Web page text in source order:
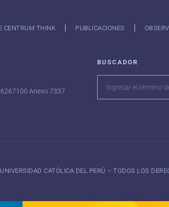
CENTRUM THINK PUBLICACIONES
Anexo 7337
BUSCADOR
CATÓLICA DEL PERÚ – TODOS LOS